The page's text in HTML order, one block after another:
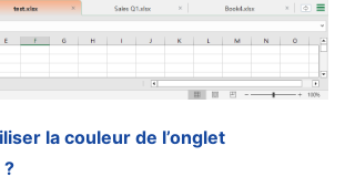
la couleur de l’onglet